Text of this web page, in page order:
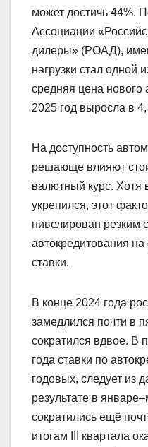
может достичь 44%.
Ассоциации
дилеры» (РОАД),
нагрузки стал одной
средняя цена нового
2025 год выросла в 4,
На доступность
решающе влияют
валютный курс. Хотя
укрепился, этот
нивелирован резким
автокредитования
ставки.
В конце 2024 года
замедлился почти в
сократился вдвое. В
года ставки по
годовых, следует из
результате в
сократились ещё
итогам III квартала